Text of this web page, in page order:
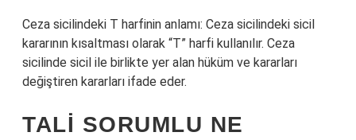
Ceza sicilindeki T harfinin anlamı: Ceza sicilindeki sicil
kararının kısaltması olarak “T” harfi kullanılır. Ceza
sicilinde sicil ile birlikte yer alan hüküm ve kararları
değiştiren kararları ifade eder.
TALI SORUMLU NE